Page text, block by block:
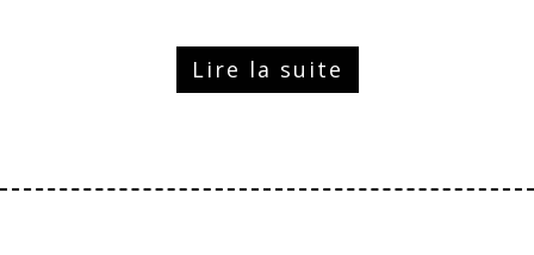
Lire la suite